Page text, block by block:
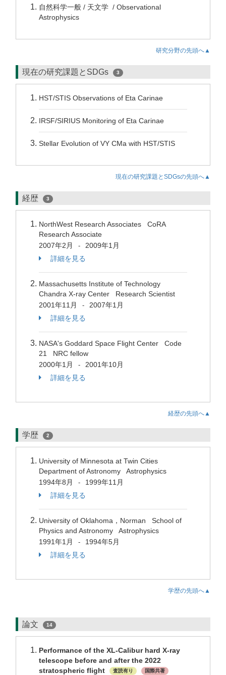
自然科学一般 / 天文学 / Observational
Astrophysics
研究分野の先頭へ▲
現在の研究課題とSDGs 3
HST/STIS Observations of Eta Carinae
IRSF/SIRIUS Monitoring of Eta Carinae
Stellar Evolution of VY CMa with HST/STIS
現在の研究課題とSDGsの先頭へ▲
経歴 3
NorthWest Research Associates CoRA
Research Associate
2007年2月
-
2009年1月
詳細を見る
Massachusetts Institute of Technology
Chandra X-ray Center Research Scientist
2001年11月
-
2007年1月
詳細を見る
NASA's Goddard Space Flight Center Code
21 NRC fellow
2000年1月
-
2001年10月
詳細を見る
経歴の先頭へ▲
学歴 2
University of Minnesota at Twin Cities
Department of Astronomy Astrophysics
1994年8月
-
1999年11月
詳細を見る
University of Oklahoma，Norman School of
Physics and Astronomy Astrophysics
1991年1月
-
1994年5月
詳細を見る
学歴の先頭へ▲
論文 14
Performance of the XL-Calibur hard X-ray
telescope before and after the 2022
stratospheric flight
査読有り
国際共著